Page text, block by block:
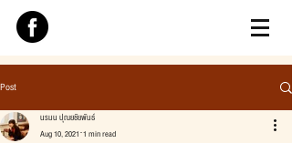
Post
นรมน ปุณยชัยพันธ์
Aug 10, 2021 1 min read